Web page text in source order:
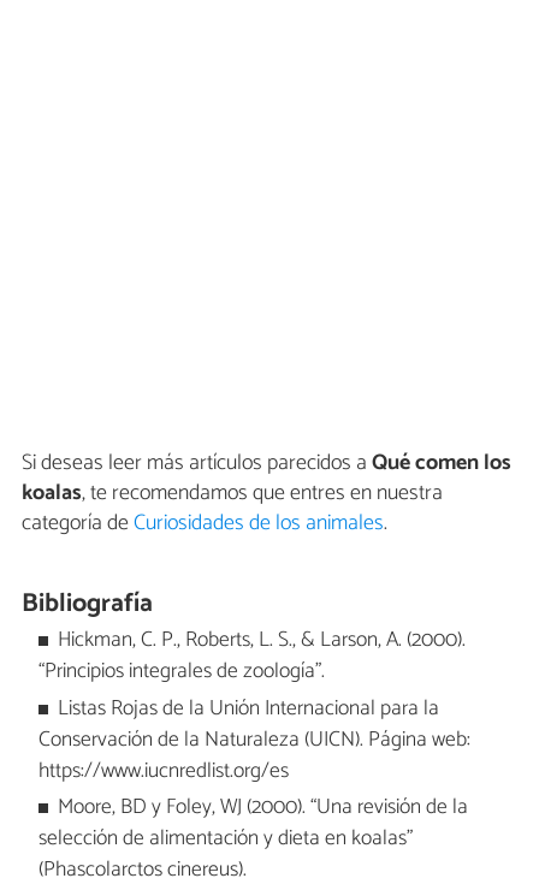
Si deseas leer más artículos parecidos aQué comen los
koalas, te recomendamos que entres en nuestra
categoría deCuriosidades de los animales.
Bibliografía
Hickman, C. P., Roberts, L. S., & Larson, A. (2000).
“Principios integrales de zoología”.
Listas Rojas de la Unión Internacional para la
Conservación de la Naturaleza (UICN). Página web:
https://www.iucnredlist.org/es
Moore, BD y Foley, WJ (2000). “Una revisión de la
selección de alimentación y dieta en koalas”
(Phascolarctos cinereus).